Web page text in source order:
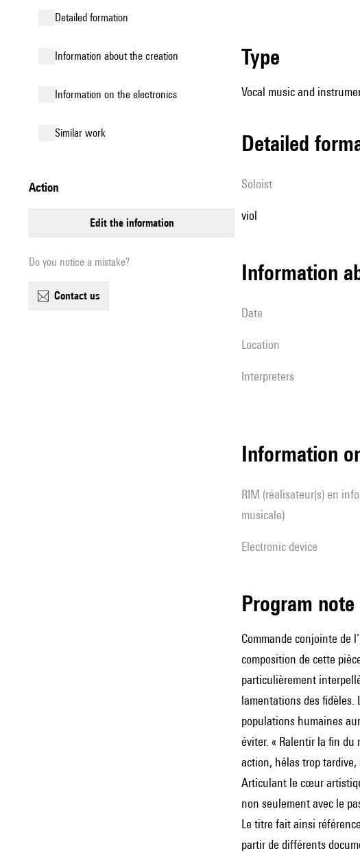
detailed formation
information about the creation
Information on the electronics
similar work
action
edit the information
Do you notice a mistake?
contact us
type
Vocal music and
detailed
Soloist
viol
information
date
location
interpreters
Information
RIM (réalisateur(s) en informatique
musicale)
Electronic device
Program note
Commande conjointe de
composition de cette
particulièrement
lamentations des fidèles.
populations humaines
éviter. « Ralentir la fin du
action, hélas trop
Articulant le cœur
non seulement avec le
Le titre fait ainsi
partir de différents